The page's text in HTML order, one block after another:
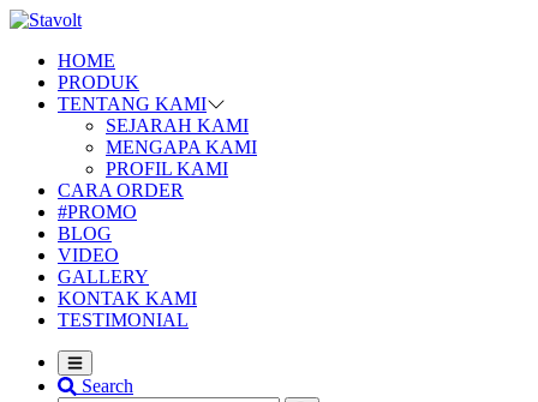
HOME
PRODUK
TENTANG KAMI
SEJARAH KAMI
MENGAPA KAMI
PROFIL KAMI
CARA ORDER
#PROMO
BLOG
VIDEO
GALLERY
KONTAK KAMI
TESTIMONIAL
Search